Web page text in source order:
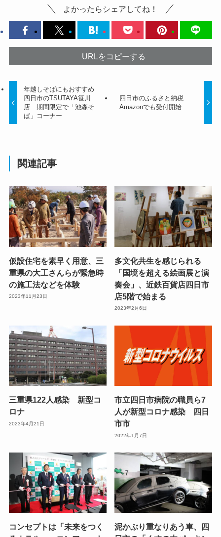
よかったらシェアしてね！
URLをコピーする
年越しそばにもおすすめ
四日市のTSUTAYA笹川
店 期間限定で「池森そ
ば」コーナー
四日市のふるさと納税
Amazonでも受付開始
関連記事
仮設住宅を素早く用意、三
重県の大工さんらが緊急時
の施工法などを体験
2023年11月23日
多文化共生を感じられる
「国境を超える絵画展と演
奏会」、近鉄百貨店四日市
店5階で始まる
2023年2月6日
三重県122人感染 新型コ
ロナ
2023年4月21日
市立四日市病院の職員ら7
人が新型コロナ感染 四日
市市
2022年1月7日
コンセプトは「未来をつく
泥かぶり重なりあう車、四